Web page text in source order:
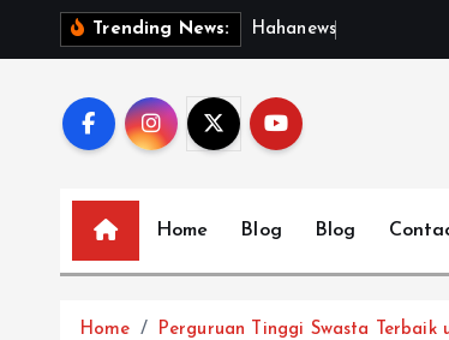
Trending News: H a han ews
Home Blog Blog
Home Perguruan Tinggi Swasta Terbaik